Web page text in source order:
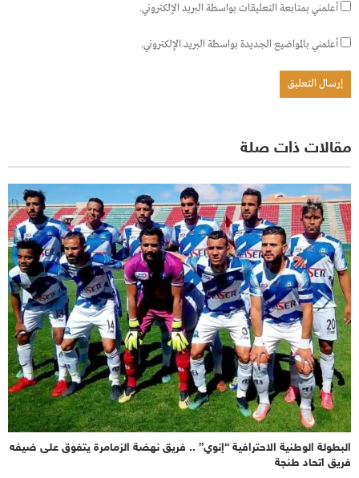
أعلمني بمتابعة التعليقات بواسطة البريد الإلكتروني.
أعلمني بالمواضيع الجديدة بواسطة البريد الإلكتروني.
مقالات ذات صلة
البطولة الوطنية الاحترافية “إنوي” .. فريق نهضة الزمامرة يتفوق على ضيفه
فريق اتحاد طنجة